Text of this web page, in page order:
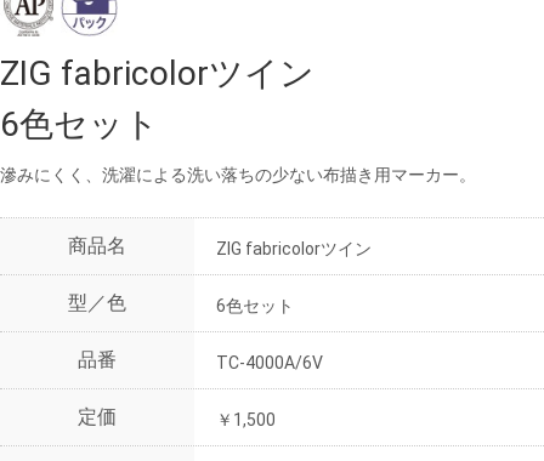
ZIG fabricolorツイン
6色セット
滲みにくく、洗濯による洗い落ちの少ない布描き用マーカー。
商品名 ZIG fabricolorツイン
型／色 6色セット
品番 TC-4000A/6V
定価 ￥1,500